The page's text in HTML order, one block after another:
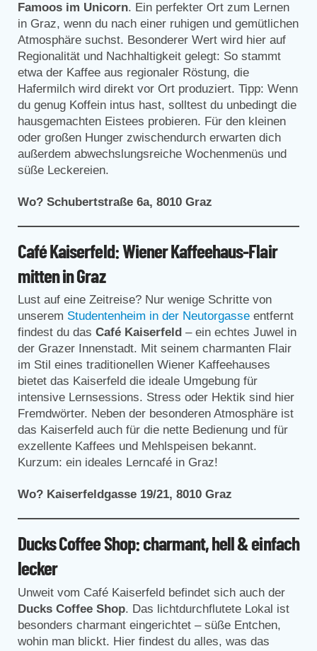
Famoos im Unicorn. Ein perfekter Ort zum Lernen
in Graz, wenn du nach einer ruhigen und gemütlichen
Atmosphäre suchst. Besonderer Wert wird hier auf
Regionalität und Nachhaltigkeit gelegt: So stammt
etwa der Kaffee aus regionaler Röstung, die
Hafermilch wird direkt vor Ort produziert. Tipp: Wenn
du genug Koffein intus hast, solltest du unbedingt die
hausgemachten Eistees probieren. Für den kleinen
oder großen Hunger zwischendurch erwarten dich
außerdem abwechslungsreiche Wochenmenüs und
süße Leckereien.
Wo? Schubertstraße 6a, 8010 Graz
Café Kaiserfeld: Wiener Kaffeehaus-Flair
mitten in Graz
Lust auf eine Zeitreise? Nur wenige Schritte von
unserem Studentenheim in der Neutorgasse entfernt
findest du das Café Kaiserfeld – ein echtes Juwel in
der Grazer Innenstadt. Mit seinem charmanten Flair
im Stil eines traditionellen Wiener Kaffeehauses
bietet das Kaiserfeld die ideale Umgebung für
intensive Lernsessions. Stress oder Hektik sind hier
Fremdwörter. Neben der besonderen Atmosphäre ist
das Kaiserfeld auch für die nette Bedienung und für
exzellente Kaffees und Mehlspeisen bekannt.
Kurzum: ein ideales Lerncafé in Graz!
Wo? Kaiserfeldgasse 19/21, 8010 Graz
Ducks Coffee Shop: charmant, hell & einfach
lecker
Unweit vom Café Kaiserfeld befindet sich auch der
Ducks Coffee Shop. Das lichtdurchflutete Lokal ist
besonders charmant eingerichtet – süße Entchen,
wohin man blickt. Hier findest du alles, was das